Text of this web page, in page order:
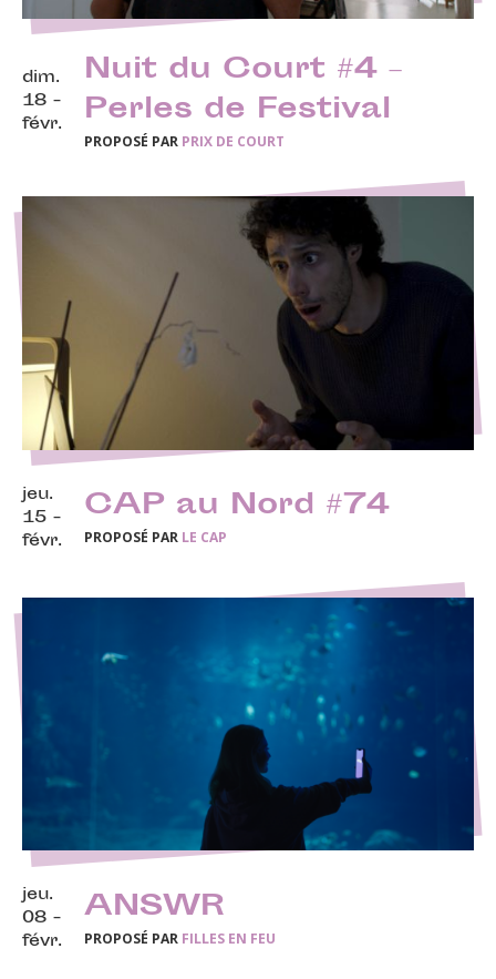
dim.
18 -
févr.
Nuit du Court #4 –
Perles de Festival
PROPOSÉ PAR PRIX DE COURT
jeu.
15 -
févr.
CAP au Nord #74
PROPOSÉ PAR LE CAP
jeu.
08 -
févr.
ANSWR
PROPOSÉ PAR FILLES EN FEU